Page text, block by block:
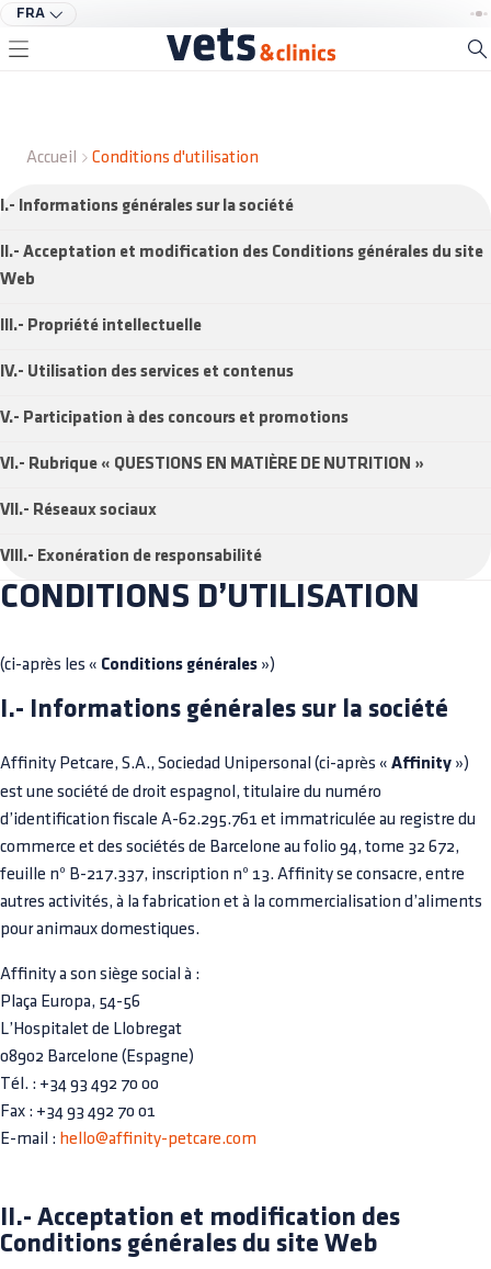
FRA
Accueil Conditions d'utilisation
I.- Informations générales sur la société
II.- Acceptation et modification des Conditions générales du site
Web
III.- Propriété intellectuelle
IV.- Utilisation des services et contenus
V.- Participation à des concours et promotions
VI.- Rubrique « QUESTIONS EN MATIÈRE DE NUTRITION »
VII.- Réseaux sociaux
VIII.- Exonération de responsabilité
CONDITIONS D’UTILISATION
(ci-après les « Conditions générales »)
I.- Informations générales sur la société
Affinity Petcare, S.A., Sociedad Unipersonal (ci-après « Affinity »)
est une société de droit espagnol, titulaire du numéro
d’identification fiscale A-62.295.761 et immatriculée au registre du
commerce et des sociétés de Barcelone au folio 94, tome 32 672,
feuille nº B-217.337, inscription nº 13. Affinity se consacre, entre
autres activités, à la fabrication et à la commercialisation d’aliments
pour animaux domestiques.
Affinity a son siège social à :
Plaça Europa, 54-56
L’Hospitalet de Llobregat
08902 Barcelone (Espagne)
Tél. : +34 93 492 70 00
Fax : +34 93 492 70 01
E-mail : hello@affinity-petcare.com
II.- Acceptation et modification des
Conditions générales du site Web